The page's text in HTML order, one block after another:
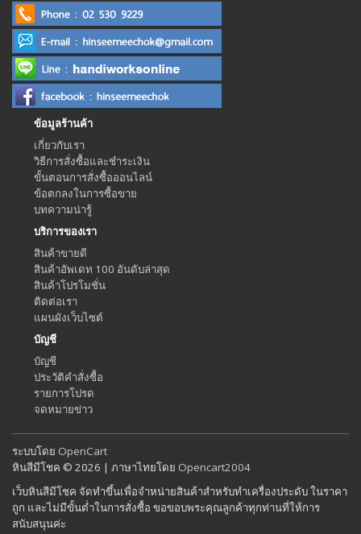
ข้อมูลร้านค้า
เกี่ยวกับเรา
วิธีการสั่งซื้อและชำระเงิน
ขั้นตอนการสั่งซื้อออนไลน์
ข้อตกลงในการซื้อขาย
บทความน่ารู้
บริการของเรา
สินค้าขายดี
สินค้าอัพเดท 100 อันดับล่าสุด
สินค้าโปรโมชั่น
ติดต่อเรา
แผนผังเว็บไซต์
บัญชี
บัญชี
ประวัติคำสั่งซื้อ
รายการโปรด
จดหมายข่าว
ระบบโดย OpenCart
หินสีมีโชค © 2026 | ภาษาไทยโดย Opencart2004
เว็บหินสีมีโชค จัดทำขึ้นเพื่อจำหน่ายสินค้าสำหรับทำเครื่องประดับ ในราคา
ถูก และไม่มีขั้นต่ำในการสั่งซื้อ ขอขอบพระคุณลูกค้าทุกท่านที่ให้การ
สนับสนุนค่ะ